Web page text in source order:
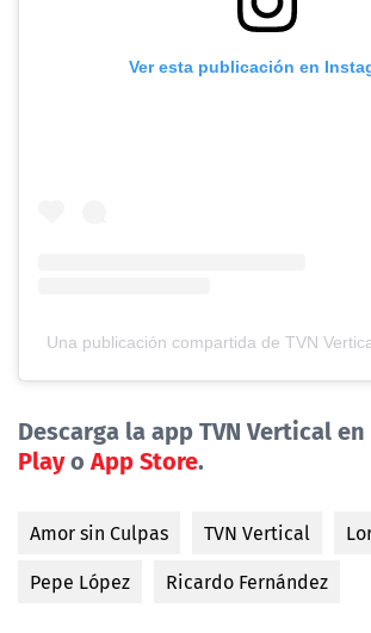
Ver esta publicación en
Una publicación compartida de TVN
Descarga la app TVN Vertical en
PlayoApp Store.
Amor sin Culpas TVN Vertical
Pepe López
Ricardo Fernández